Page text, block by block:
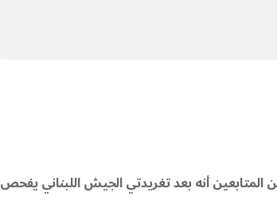
أنه بعد تغريدتي الجيش اللبناني يفحص